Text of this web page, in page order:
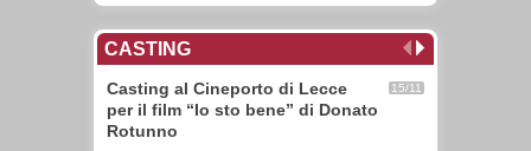
CASTING
15/11
Casting al Cineporto di Lecce
per il film “Io sto bene” di Donato
Rotunno